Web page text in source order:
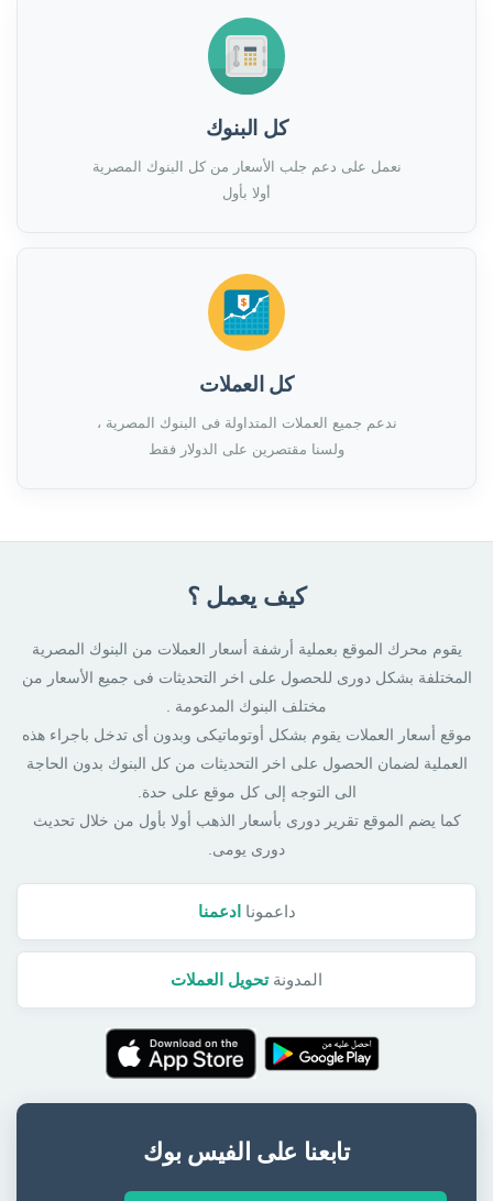
كل البنوك
نعمل على دعم جلب الأسعار من كل البنوك المصرية
أولا بأول
كل العملات
ندعم جميع العملات المتداولة فى البنوك المصرية ،
ولسنا مقتصرين على الدولار فقط
كيف يعمل ؟
يقوم محرك الموقع بعملية أرشفة أسعار العملات من البنوك المصرية
المختلفة بشكل دورى للحصول على اخر التحديثات فى جميع الأسعار من
مختلف البنوك المدعومة .
موقع أسعار العملات يقوم بشكل أوتوماتيكى وبدون أى تدخل باجراء هذه
العملية لضمان الحصول على اخر التحديثات من كل البنوك بدون الحاجة
الى التوجه إلى كل موقع على حدة.
كما يضم الموقع تقرير دورى بأسعار الذهب أولا بأول من خلال تحديث
دورى يومى.
داعمونا ادعمنا
المدونةتحويل العملات
تابعنا على الفيس بوك